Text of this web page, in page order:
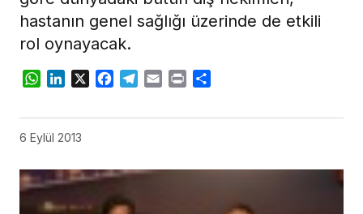
hastanın genel sağlığı üzerinde de etkili
rol oynayacak.
WhatsApp
LinkedIn
X Facebook
Telegram
Email Print
6 Eylül 2013